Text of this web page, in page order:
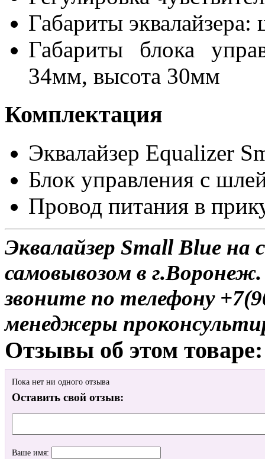
Габариты
Габариты блока
34мм, высота 30мм
Комплектация
Эквалайзер Equalizer
Блок управления c
Провод питания в
Эквалайзер Small Blue на
самовывозом в
звоните по телефону
менеджеры
Отзывы об этом товаре:
Пока нет ни одного отзыва
Оставить свой отзыв:
Ваше имя: